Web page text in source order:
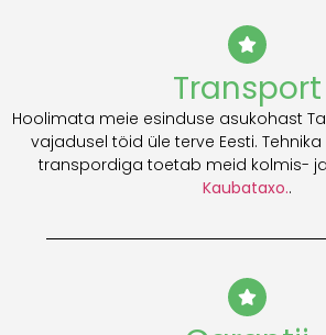
Transport
Hoolimata meie esinduse asukohast
vajadusel töid üle terve Eesti.
transpordiga toetab meid kolmis-
Kaubataxo..